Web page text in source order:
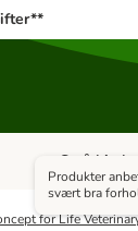
Hund
Åpne
Små
for Life
Produkter
svært bra